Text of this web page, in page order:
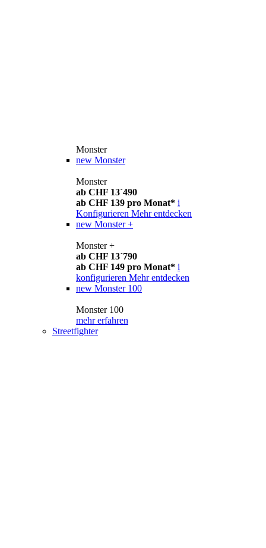
Monster
new Monster
Monster
ab CHF 13´490
ab CHF 139 pro Monat* i
Konfigurieren Mehr entdecken
new Monster +
Monster +
ab CHF 13´790
ab CHF 149 pro Monat* i
konfigurieren Mehr entdecken
new Monster 100
Monster 100
mehr erfahren
Streetfighter